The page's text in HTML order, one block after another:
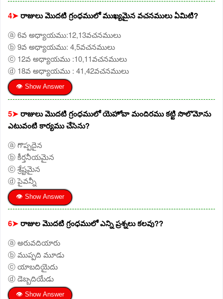
4➤రాజులు మొదటి గ్రంధములో ముఖ్యమైన వచనములు ఏమిటి?
ⓐ 6వ అధ్యాయము:12,13వచనములు
ⓑ 9వ అధ్యాయము: 4,5వచనములు
ⓒ 12వ అధ్యాయము :10,11వచనములు
ⓓ 18వ అధ్యాయము : 41,42వచనములు
👁 Show Answer
5➤రాజులు మొదటి గ్రంధములో యెహోవా మందిరము కట్టి సొలొమోను
ఎటువంటి కార్యము చేసెను?
ⓐ గొప్పదైన
ⓑ కీర్తనీయమైన
ⓒ శ్రేష్టమైన
ⓓ పైవన్నీ
👁 Show Answer
6➤రాజుల మొదటి గ్రంధములో ఎన్ని ప్రశ్నలు కలవు??
ⓐ అరువదియారు
ⓑ ముప్పది మూడు
ⓒ యాబదియైదు
ⓓ డెబ్బదియేడు
👁 Show Answer